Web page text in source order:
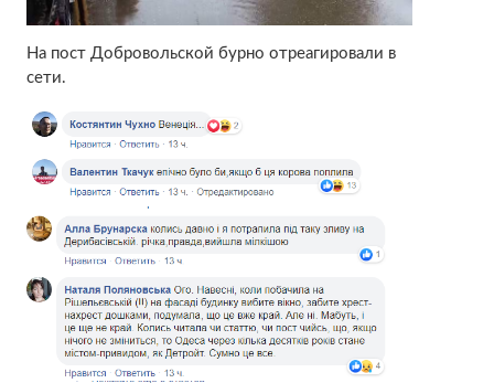
На пост Добровольской бурно отреагировали в
сети.